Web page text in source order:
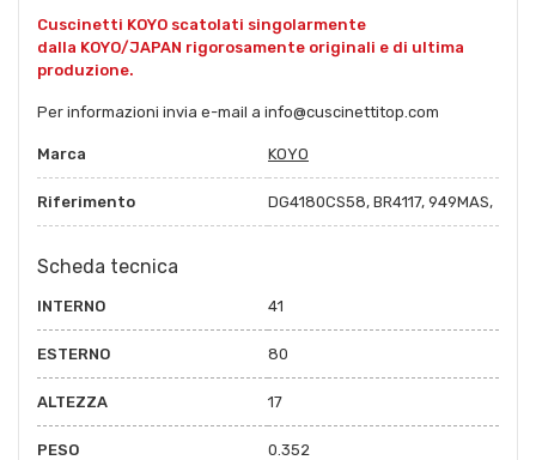
Cuscinetti KOYO scatolati singolarmente
dalla KOYO/JAPAN rigorosamente originali e di ultima
produzione.
Per informazioni invia e-mail a info@cuscinettitop.com
Marca KOYO
Riferimento DG4180CS58, BR4117, 949MAS,
Scheda tecnica
INTERNO 41
ESTERNO 80
ALTEZZA 17
PESO 0.352